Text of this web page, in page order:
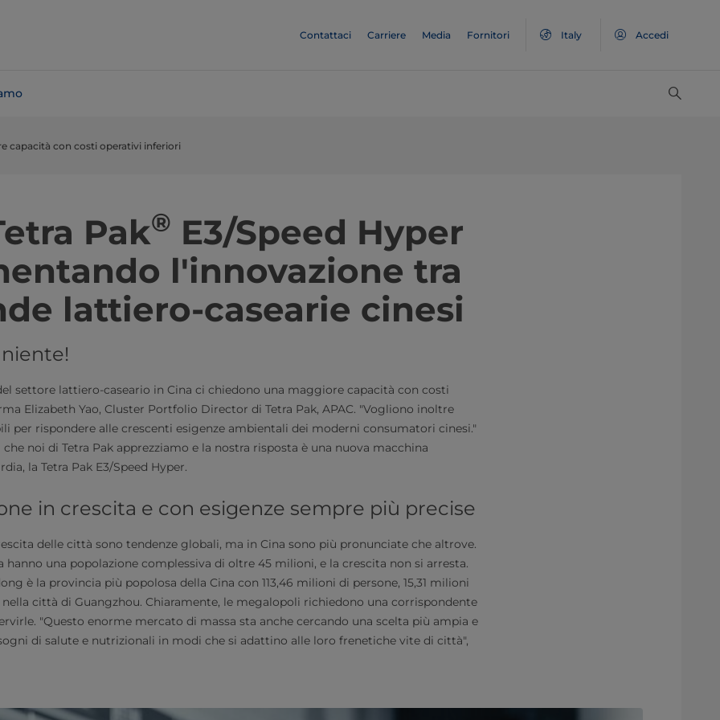
Contattaci Carriere Media Fornitori Italy Accedi
capacità con costi operativi inferiori
Pak® E3/Speed Hyper
l'innovazione tra
lattiero-casearie cinesi
settore lattiero-caseario in Cina ci chiedono una maggiore capacità con costi
Elizabeth Yao, Cluster Portfolio Director di Tetra Pak, APAC. "Vogliono inoltre
per rispondere alle crescenti esigenze ambientali dei moderni consumatori cinesi."
noi di Tetra Pak apprezziamo e la nostra risposta è una nuova macchina
la Tetra Pak E3/Speed Hyper.
in crescita e con esigenze sempre più precise
delle città sono tendenze globali, ma in Cina sono più pronunciate che altrove.
hanno una popolazione complessiva di oltre 45 milioni, e la crescita non si arresta.
è la provincia più popolosa della Cina con 113,46 milioni di persone, 15,31 milioni
città di Guangzhou. Chiaramente, le megalopoli richiedono una corrispondente
"Questo enorme mercato di massa sta anche cercando una scelta più ampia e
di salute e nutrizionali in modi che si adattino alle loro frenetiche vite di città",